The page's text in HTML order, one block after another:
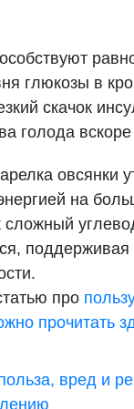
глюкозы в
скачок
голода
овсянки
на
сложный
поддерживая
про
прочитать
вред и